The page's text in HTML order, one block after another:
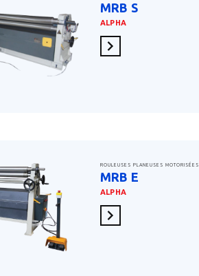
MRB S
ALPHA
En savoir plus
ROULEUSES PLANEUSES MOTORISÉES
MRB E
ALPHA
En savoir plus